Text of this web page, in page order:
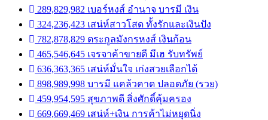
289,829,982 เบอร์หงส์ อำนาจ บารมี เงิน
324,236,423 เสน่ห์สาวโสด ทั้งรักและเงินปัง
782,878,829 ตระกูลมังกรหงส์ เงินก้อน
465,546,645 เจรจาค้าขายดี มีเฮ รับทรัพย์
636,363,365 เสน่ห์มั่นใจ เก่งสวยเลือกได้
898,989,998 บารมี แคล้วคาด ปลอดภัย (รวย)
459,954,595 สุขภาพดี สิ่งศักดิ์คุ้มครอง
669,669,469 เสน่ห์+เงิน การค้าไม่หยุดนิ่ง